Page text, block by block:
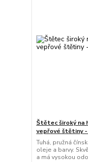
Štětec široký na
vepřové štětiny
Tuhá, pružná
oleje a barvy.
a má vysokou